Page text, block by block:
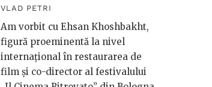
VLAD PETRI
Am vorbit cu Ehsan Khoshbakht,
figură proeminentă la nivel
internațional în restaurarea de
film și co-director al festivalului